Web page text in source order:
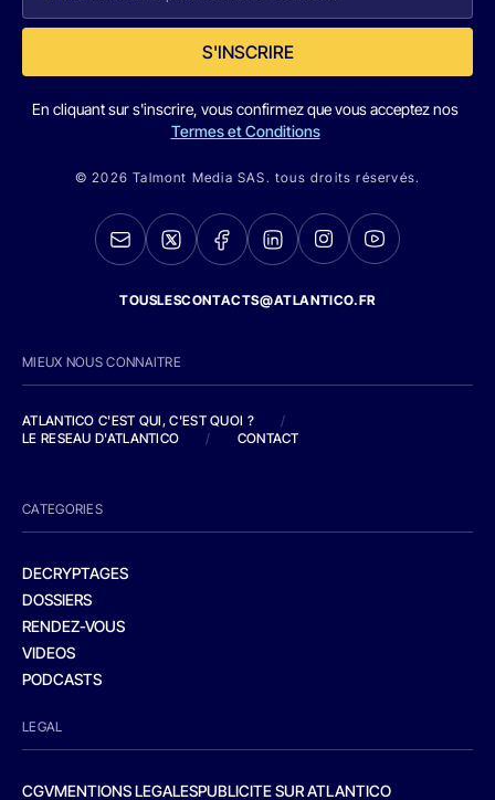
S'INSCRIRE
En cliquant sur s'inscrire, vous confirmez que vous acceptez nos
Termes et Conditions
© 2026 Talmont Media SAS. tous droits réservés.
TOUSLESCONTACTS@ATLANTICO.FR
MIEUX NOUS CONNAITRE
ATLANTICO C'EST QUI, C'EST QUOI ?
/
LE RESEAU D'ATLANTICO
/ CONTACT
CATEGORIES
DECRYPTAGES
DOSSIERS
RENDEZ-VOUS
VIDEOS
PODCASTS
LEGAL
CGVMENTIONS LEGALESPUBLICITE SUR ATLANTICO